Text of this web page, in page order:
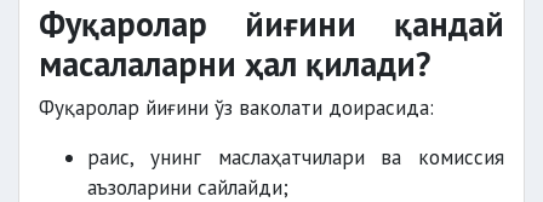
Фуқаролар йиғини қандай
масалаларни ҳал қилади?
Фуқаролар йиғини ўз ваколати доирасида:
раис, унинг маслаҳатчилари ва комиссия
аъзоларини сайлайди;